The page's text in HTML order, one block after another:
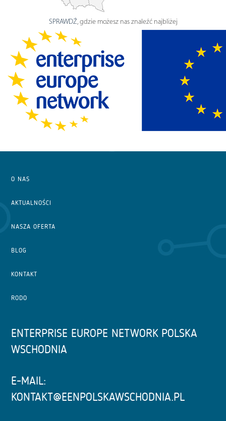
SPRAWDŹ, gdzie możesz nas znaleźć najbliżej
O NAS
AKTUALNOŚCI
NASZA OFERTA
BLOG
KONTAKT
RODO
ENTERPRISE EUROPE NETWORK POLSKA
WSCHODNIA
E-MAIL:
KONTAKT@EENPOLSKAWSCHODNIA.PL